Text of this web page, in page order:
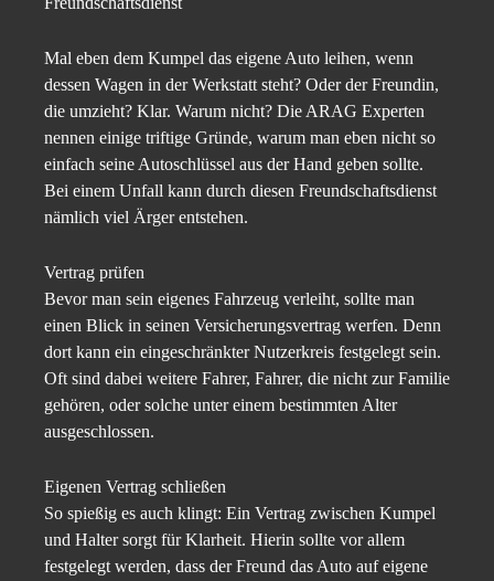
Mal eben dem Kumpel das eigene Auto leihen, wenn
dessen Wagen in der Werkstatt steht? Oder der Freundin,
die umzieht? Klar. Warum nicht? Die ARAG Experten
nennen einige triftige Gründe, warum man eben nicht so
einfach seine Autoschlüssel aus der Hand geben sollte.
Bei einem Unfall kann durch diesen Freundschaftsdienst
nämlich viel Ärger entstehen.
Vertrag prüfen
Bevor man sein eigenes Fahrzeug verleiht, sollte man
einen Blick in seinen Versicherungsvertrag werfen. Denn
dort kann ein eingeschränkter Nutzerkreis festgelegt sein.
Oft sind dabei weitere Fahrer, Fahrer, die nicht zur Familie
gehören, oder solche unter einem bestimmten Alter
ausgeschlossen.
Eigenen Vertrag schließen
So spießig es auch klingt: Ein Vertrag zwischen Kumpel
und Halter sorgt für Klarheit. Hierin sollte vor allem
festgelegt werden, dass der Freund das Auto auf eigene